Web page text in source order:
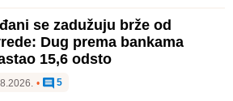
se zadužuju brže od
Dug prema bankama
15,6 odsto
• 5